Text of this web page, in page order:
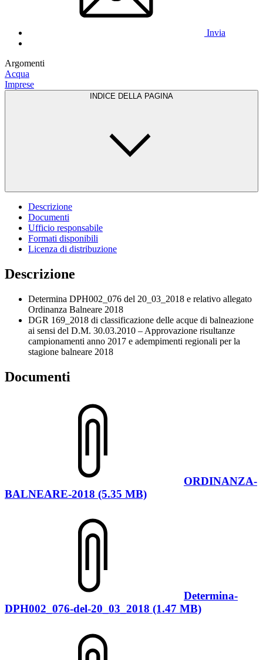
Invia
Argomenti
Acqua
Imprese
INDICE DELLA PAGINA
Descrizione
Documenti
Ufficio responsabile
Formati disponibili
Licenza di distribuzione
Descrizione
Determina DPH002_076 del 20_03_2018 e relativo allegato
Ordinanza Balneare 2018
DGR 169_2018 di classificazione delle acque di balneazione
ai sensi del D.M. 30.03.2010 – Approvazione risultanze
campionamenti anno 2017 e adempimenti regionali per la
stagione balneare 2018
Documenti
ORDINANZA-
BALNEARE-2018 (5.35 MB)
Determina-
DPH002_076-del-20_03_2018 (1.47 MB)